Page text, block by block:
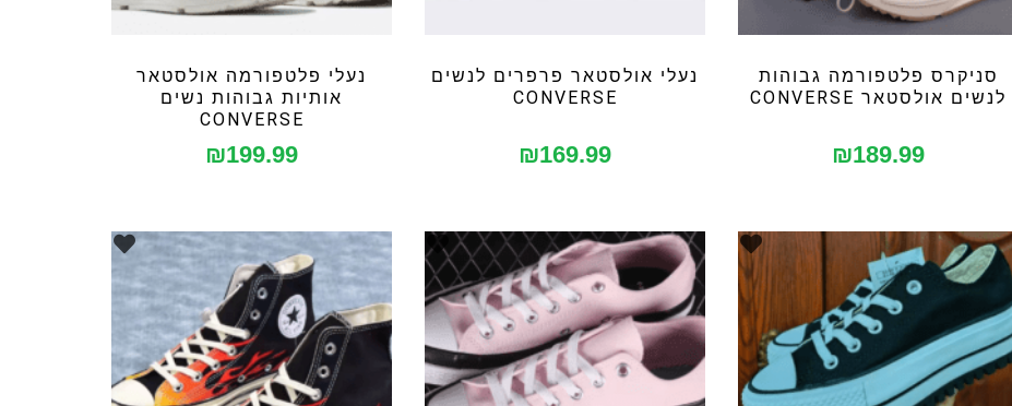
סניקרס פלטפורמה גבוהות
לנשים אולסטאר CONVERSE
₪189.99
נעלי אולסטאר פרפרים לנשים
CONVERSE
₪169.99
נעלי פלטפורמה אולסטאר
אותיות גבוהות נשים
CONVERSE
₪199.99